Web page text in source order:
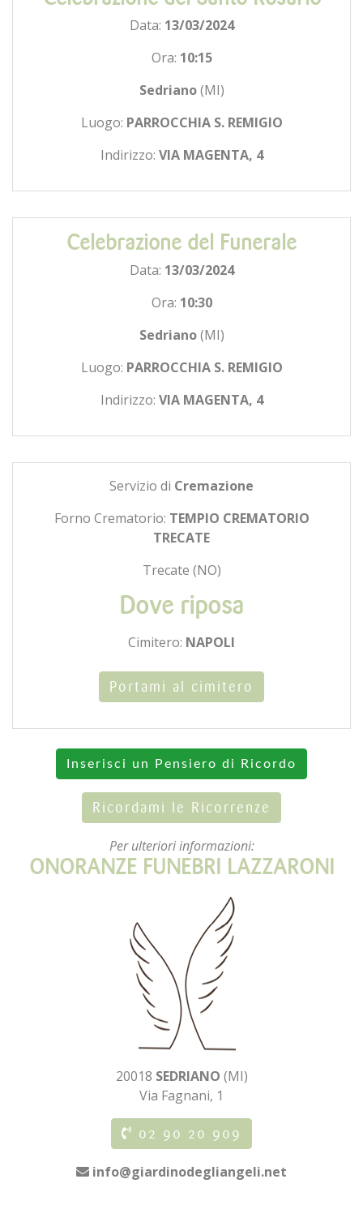
Data: 13/03/2024
Ora: 10:15
Sedriano(MI)
Luogo: PARROCCHIA S. REMIGIO
Indirizzo: VIA MAGENTA, 4
Celebrazione del Funerale
Data: 13/03/2024
Ora: 10:30
Sedriano(MI)
Luogo: PARROCCHIA S. REMIGIO
Indirizzo: VIA MAGENTA, 4
Servizio di Cremazione
Forno Crematorio: TEMPIO CREMATORIO
TRECATE
Trecate (NO)
Dove riposa
Cimitero: NAPOLI
Portami al cimitero
Inserisci un Pensiero di Ricordo
Ricordami le Ricorrenze
Per ulteriori informazioni:
ONORANZE FUNEBRI LAZZARONI
20018 SEDRIANO (MI)
Via Fagnani, 1
02 90 20 909
info@giardinodegliangeli.net